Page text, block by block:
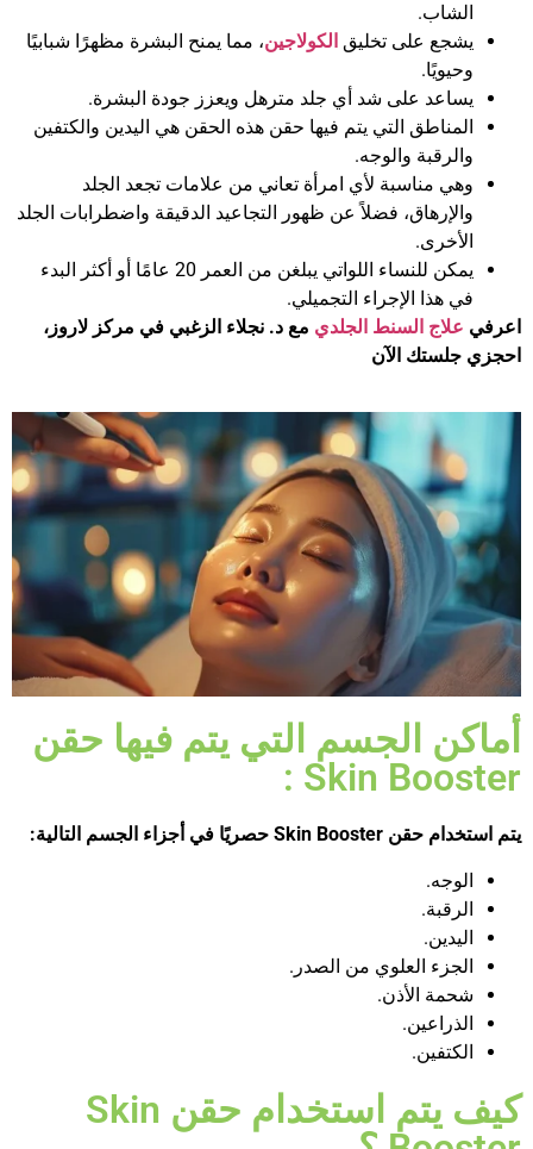
الشاب.
يشجع على تخليق الكولاجين، مما يمنح البشرة مظهرًا شبابيًا
وحيويًا.
يساعد على شد أي جلد مترهل ويعزز جودة البشرة.
المناطق التي يتم فيها حقن هذه الحقن هي اليدين والكتفين
والرقبة والوجه.
وهي مناسبة لأي امرأة تعاني من علامات تجعد الجلد
والإرهاق، فضلاً عن ظهور التجاعيد الدقيقة واضطرابات الجلد
الأخرى.
يمكن للنساء اللواتي يبلغن من العمر 20 عامًا أو أكثر البدء
في هذا الإجراء التجميلي.
اعرفي علاج السنط الجلدي مع د. نجلاء الزغبي في مركز لاروز،
احجزي جلستك الآن
أماكن الجسم التي يتم فيها حقن
Skin Booster :
يتم استخدام حقن Skin Booster حصريًا في أجزاء الجسم التالية:
الوجه.
الرقبة.
اليدين.
الجزء العلوي من الصدر.
شحمة الأذن.
الذراعين.
الكتفين.
كيف يتم استخدام حقن Skin